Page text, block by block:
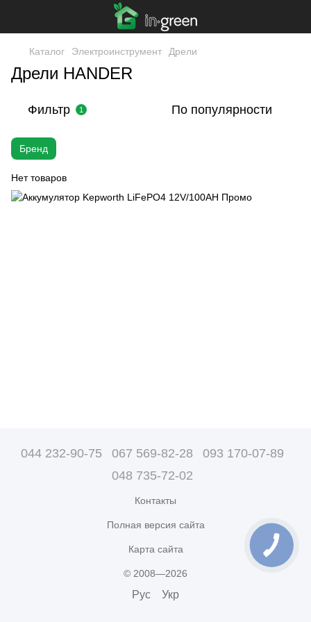
Каталог Электроинструмент Дрели
Дрели HANDER
Фильтр 1 По популярности
Бренд
Нет товаров
044 232-90-75 067 569-82-28
093 170-07-89
048 735-72-02
Контакты
Полная версия сайта
Карта сайта
© 2008—2026
Рус Укр